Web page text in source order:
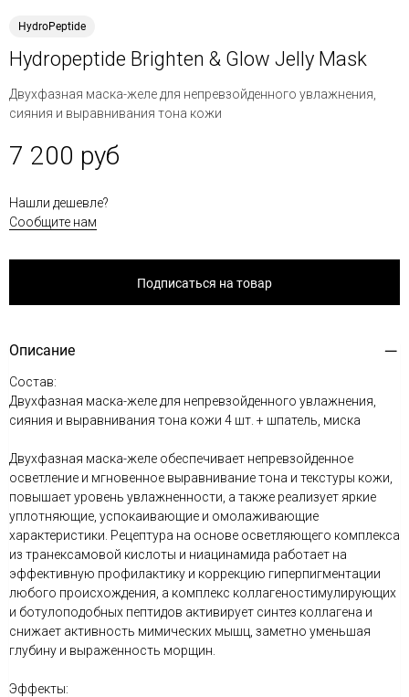
HydroPeptide
Hydropeptide Brighten & Glow Jelly Mask
Двухфазная маска-желе для непревзойденного увлажнения,
сияния и выравнивания тона кожи
7 200 руб
Нашли дешевле?
Сообщите нам
Подписаться на товар
Описание
Состав:
Двухфазная маска-желе для непревзойденного увлажнения,
сияния и выравнивания тона кожи 4 шт. + шпатель, миска
Двухфазная маска-желе обеспечивает непревзойденное
осветление и мгновенное выравнивание тона и текстуры кожи,
повышает уровень увлажненности, а также реализует яркие
уплотняющие, успокаивающие и омолаживающие
характеристики. Рецептура на основе осветляющего комплекса
из транексамовой кислоты и ниацинамида работает на
эффективную профилактику и коррекцию гиперпигментации
любого происхождения, а комплекс коллагеностимулирующих
и ботулоподобных пептидов активирует синтез коллагена и
снижает активность мимических мышц, заметно уменьшая
глубину и выраженность морщин.
Эффекты: